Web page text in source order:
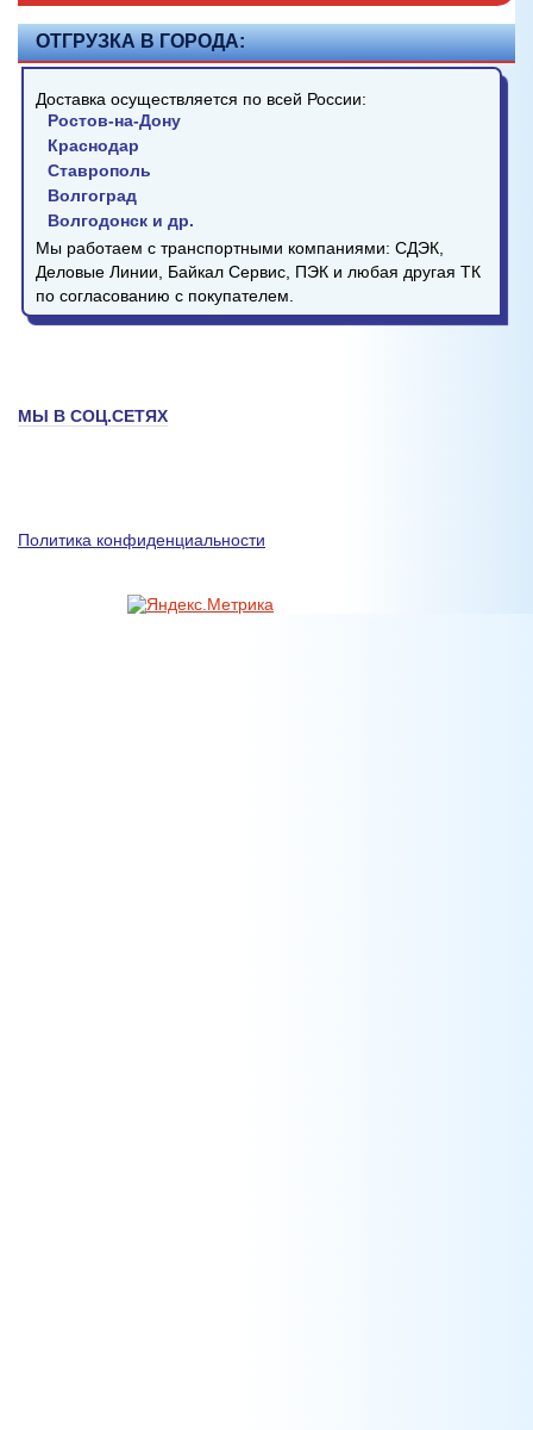
ОТГРУЗКА В ГОРОДА:
Доставка осуществляется по всей России:
Ростов-на-Дону
Краснодар
Ставрополь
Волгоград
Волгодонск и др.
Мы работаем с транспортными компаниями: СДЭК,
Деловые Линии, Байкал Сервис, ПЭК и любая другая ТК
по согласованию с покупателем.
МЫ В СОЦ.СЕТЯХ
Политика конфиденциальности